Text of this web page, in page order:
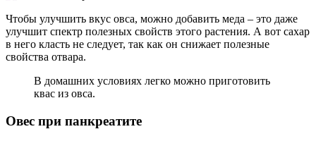
Чтобы улучшить вкус овса, можно добавить меда – это даже
улучшит спектр полезных свойств этого растения. А вот сахар
в него класть не следует, так как он снижает полезные
свойства отвара.
В домашних условиях легко можно приготовить
квас из овса.
Овес при панкреатите